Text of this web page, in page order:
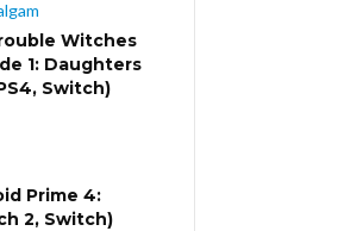
Witches
1: Daughters
Switch)
Prime 4:
2, Switch)